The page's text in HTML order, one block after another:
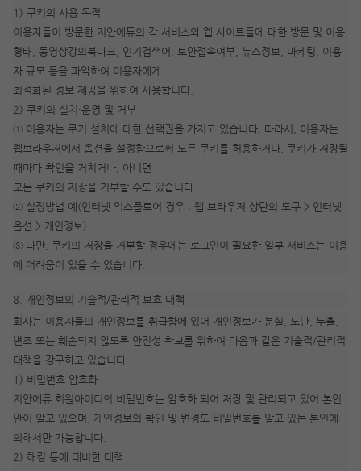
1) 쿠키의 사용 목적
이용자들이 방문한 지안에듀의 각 서비스와 웹 사이트들에 대한 방문 및 이용
형태, 동영상강의북마크, 인기검색어, 보안접속여부, 뉴스정보, 마케팅, 이용
자 규모 등을 파악하여 이용자에게
최적화된 정보 제공을 위하여 사용합니다.
2) 쿠키의 설치·운영 및 거부
① 이용자는 쿠키 설치에 대한 선택권을 가지고 있습니다. 따라서, 이용자는
웹브라우저에서 옵션을 설정함으로써 모든 쿠키를 허용하거나, 쿠키가 저장될
때마다 확인을 거치거나, 아니면
모든 쿠키의 저장을 거부할 수도 있습니다.
② 설정방법 예(인터넷 익스플로어 경우 : 웹 브라우저 상단의 도구 > 인터넷
옵션 > 개인정보)
③ 다만, 쿠키의 저장을 거부할 경우에는 로그인이 필요한 일부 서비스는 이용
에 어려움이 있을 수 있습니다.
8. 개인정보의 기술적/관리적 보호 대책
회사는 이용자들의 개인정보를 취급함에 있어 개인정보가 분실, 도난, 누출,
변조 또는 훼손되지 않도록 안전성 확보를 위하여 다음과 같은 기술적/관리적
대책을 강구하고 있습니다.
1) 비밀번호 암호화
지안에듀 회원아이디의 비밀번호는 암호화 되어 저장 및 관리되고 있어 본인
만이 알고 있으며, 개인정보의 확인 및 변경도 비밀번호를 알고 있는 본인에
의해서만 가능합니다.
2) 해킹 등에 대비한 대책